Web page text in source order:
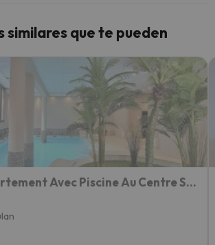
yo.
similares que te pueden
Superbe Appartement Avec Piscine Au Centre St Lary Village